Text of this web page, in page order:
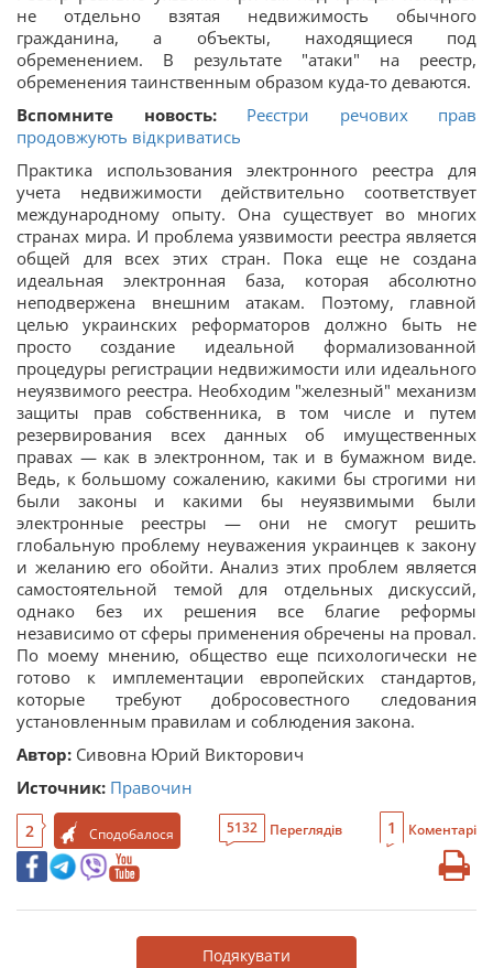
не отдельно взятая недвижимость обычного
гражданина, а объекты, находящиеся под
обременением. В результате "атаки" на реестр,
обременения таинственным образом куда-то деваются.
Вспомните новость: Реєстри речових прав
продовжують відкриватись
Практика использования электронного реестра для
учета недвижимости действительно соответствует
международному опыту. Она существует во многих
странах мира. И проблема уязвимости реестра является
общей для всех этих стран. Пока еще не создана
идеальная электронная база, которая абсолютно
неподвержена внешним атакам. Поэтому, главной
целью украинских реформаторов должно быть не
просто создание идеальной формализованной
процедуры регистрации недвижимости или идеального
неуязвимого реестра. Необходим "железный" механизм
защиты прав собственника, в том числе и путем
резервирования всех данных об имущественных
правах — как в электронном, так и в бумажном виде.
Ведь, к большому сожалению, какими бы строгими ни
были законы и какими бы неуязвимыми были
электронные реестры — они не смогут решить
глобальную проблему неуважения украинцев к закону
и желанию его обойти. Анализ этих проблем является
самостоятельной темой для отдельных дискуссий,
однако без их решения все благие реформы
независимо от сферы применения обречены на провал.
По моему мнению, общество еще психологически не
готово к имплементации европейских стандартов,
которые требуют добросовестного следования
установленным правилам и соблюдения закона.
Автор: Сивовна Юрий Викторович
Источник: Правочин
2 Сподобалося 5132 Переглядів 1 Коментарі
Подякувати